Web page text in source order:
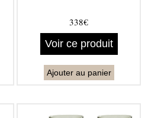
338€
Voir ce produit
Ajouter au panier